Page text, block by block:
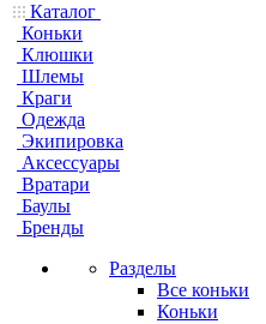
Каталог
Коньки
Клюшки
Шлемы
Краги
Одежда
Экипировка
Аксессуары
Вратари
Баулы
Бренды
Разделы
Все коньки
Коньки